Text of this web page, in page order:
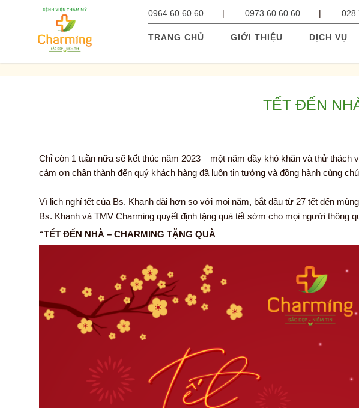
0964.60.60.60 0973.60.60.60
TRANG CHỦ GIỚI THIỆU DỊCH VỤ
TẾT ĐẾN
Chỉ còn 1 tuần nữa sẽ kết thúc năm 2023 – một năm đầy khó khăn và thử
cảm ơn chân thành đến quý khách hàng đã luôn tin tưởng và đồng hành cùng
Vì lịch nghỉ tết của Bs. Khanh dài hơn so với mọi năm, bắt đầu từ 27 tết đến
Bs. Khanh và TMV Charming quyết định tặng quà tết sớm cho mọi người thông
“TẾT ĐẾN NHÀ – CHARMING TẶNG QUÀ